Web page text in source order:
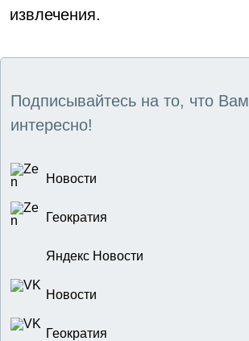
извлечения.
Подписывайтесь на то, что Вам
интересно!
Новости
Геократия
Яндекс Новости
Новости
Геократия